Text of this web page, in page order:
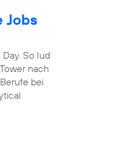
Jobs
So lud
Tower nach
bei